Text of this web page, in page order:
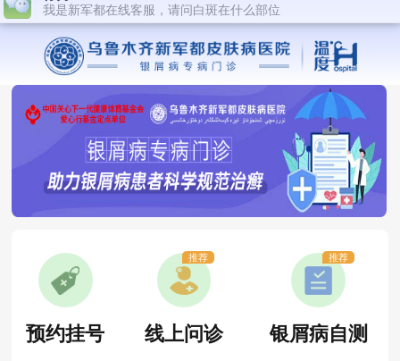
预约挂号 线上问诊
推荐
银屑病自测
推荐